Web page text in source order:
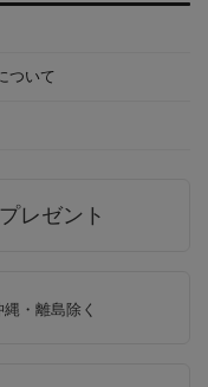
ついて
レゼント
・離島除く